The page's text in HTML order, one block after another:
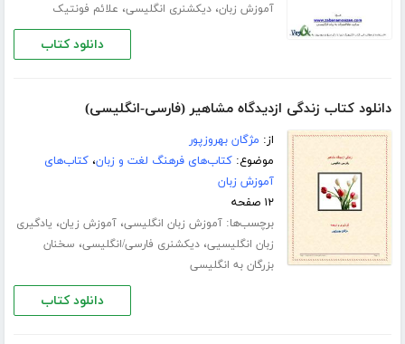
آموزش زبان،دیکشنری انگلیسی، علائم فونتیک
دانلود کتاب
دانلود کتاب زندگی ازدیدگاه مشاهیر (فارسی-انگلیسی)
از: مژگان بهروزپور
موضوع:کتاب‌های فرهنگ لغت و زبان،کتاب‌های
آموزش زبان
۱۲ صفحه
برچسب‌ها:آموزش زبان انگلیسی،آموزش زیان، یادگیری
زبان انگلیسیی،دیکشنری فارسی/انگلیسی، سخنان
بزرگان به انگلیسی
دانلود کتاب